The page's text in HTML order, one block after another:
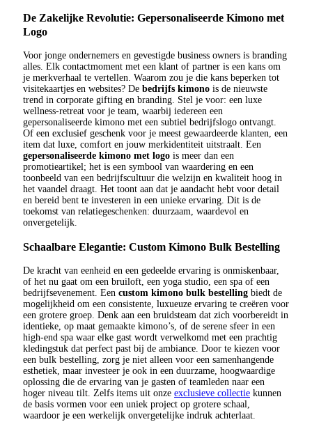
De Zakelijke Revolutie: Gepersonaliseerde Kimono met
Logo
Voor jonge ondernemers en gevestigde business owners is branding
alles. Elk contactmoment met een klant of partner is een kans om
je merkverhaal te vertellen. Waarom zou je die kans beperken tot
visitekaartjes en websites? De bedrijfs kimono is de nieuwste
trend in corporate gifting en branding. Stel je voor: een luxe
wellness-retreat voor je team, waarbij iedereen een
gepersonaliseerde kimono met een subtiel bedrijfslogo ontvangt.
Of een exclusief geschenk voor je meest gewaardeerde klanten, een
item dat luxe, comfort en jouw merkidentiteit uitstraalt. Een
gepersonaliseerde kimono met logo is meer dan een
promotieartikel; het is een symbool van waardering en een
toonbeeld van een bedrijfscultuur die welzijn en kwaliteit hoog in
het vaandel draagt. Het toont aan dat je aandacht hebt voor detail
en bereid bent te investeren in een unieke ervaring. Dit is de
toekomst van relatiegeschenken: duurzaam, waardevol en
onvergetelijk.
Schaalbare Elegantie: Custom Kimono Bulk Bestelling
De kracht van eenheid en een gedeelde ervaring is onmiskenbaar,
of het nu gaat om een bruiloft, een yoga studio, een spa of een
bedrijfsevenement. Een custom kimono bulk bestelling biedt de
mogelijkheid om een consistente, luxueuze ervaring te creëren voor
een grotere groep. Denk aan een bruidsteam dat zich voorbereidt in
identieke, op maat gemaakte kimono’s, of de serene sfeer in een
high-end spa waar elke gast wordt verwelkomd met een prachtig
kledingstuk dat perfect past bij de ambiance. Door te kiezen voor
een bulk bestelling, zorg je niet alleen voor een samenhangende
esthetiek, maar investeer je ook in een duurzame, hoogwaardige
oplossing die de ervaring van je gasten of teamleden naar een
hoger niveau tilt. Zelfs items uit onze exclusieve collectie kunnen
de basis vormen voor een uniek project op grotere schaal,
waardoor je een werkelijk onvergetelijke indruk achterlaat.